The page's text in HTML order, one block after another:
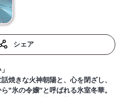
シェア
焼きな火神朝陽と、心を閉ざし、
"氷の令嬢″と呼ばれる氷室冬華。